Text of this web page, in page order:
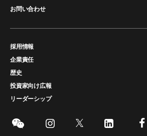
お問い合わせ
採用情報
企業責任
歴史
投資家向け広報
リーダーシップ